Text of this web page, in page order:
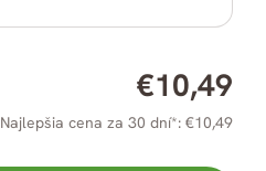
Bežná
cena
€10,49
Najlepšia cena za 30 dní*: €10,49